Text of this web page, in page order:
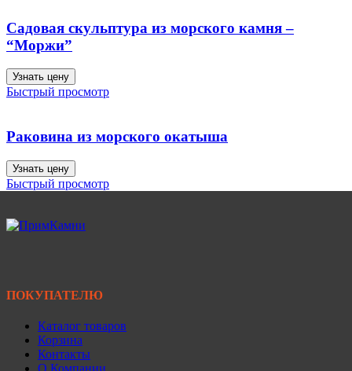
Садовая скульптура из морского камня –
“Моржи”
Узнать цену
Быстрый просмотр
Раковина из морского окатыша
Узнать цену
Быстрый просмотр
ПОКУПАТЕЛЮ
Каталог товаров
Корзина
Контакты